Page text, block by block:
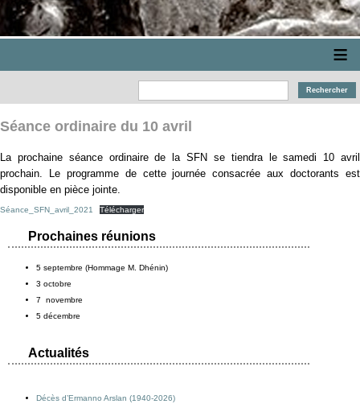
≡
Séance ordinaire du 10 avril
La prochaine séance ordinaire de la SFN se tiendra le samedi 10 avril
prochain. Le programme de cette journée consacrée aux doctorants est
disponible en pièce jointe.
Séance_SFN_avril_2021 Télécharger
Prochaines réunions
5 septembre (Hommage M. Dhénin)
3 octobre
7 novembre
5 décembre
Actualités
Décès d’Ermanno Arslan (1940-2026)